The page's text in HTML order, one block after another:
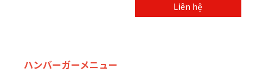
Liên hệ
ハンバーガーメニュー